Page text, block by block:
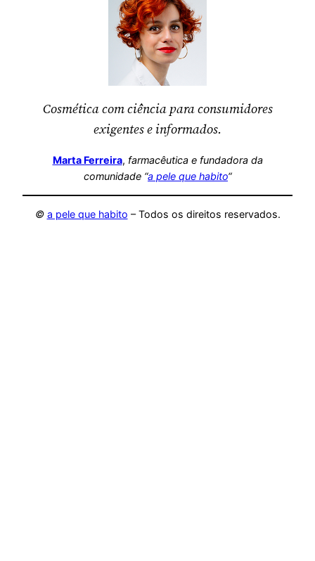
Cosmética com ciência para consumidores
exigentes e informados.
Marta Ferreira, farmacêutica e fundadora da
comunidade “a pele que habito“
© a pele que habito – Todos os direitos reservados.